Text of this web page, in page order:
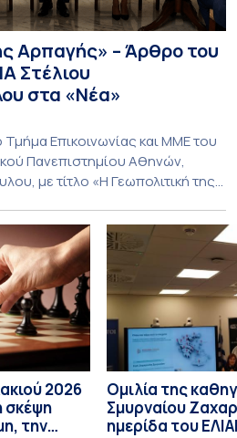
Αρπαγής» – Άρθρο του
Στέλιου
στα «Νέα»
Επικοινωνίας και ΜΜΕ του
Πανεπιστημίου Αθηνών,
με τίτλο «Η Γεωπολιτική της
η παραδοσιακή
σε μια απλή, σχεδόν
κράτη δρουν στη διεθνή σκηνή,
παράγοντες […]
2026
σκέψη
την
Ομιλία της
Σμυρναίου
ημερίδα του